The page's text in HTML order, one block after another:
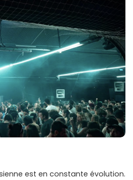
est en constante évolution.